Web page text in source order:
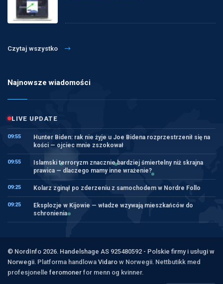
Czytaj wszystko
Najnowsze wiadomości
LIVE UPDATE
09:55
Hunter Biden: rak nie żyje u Joe Bidena rozprzestrzenił się na
kości — ojciec mnie zszokował
09:55
Islamski terroryzm znacznie bardziej śmiertelny niż skrajna
prawica — dlaczego mamy inne wrażenie?
09:25 Kolarz zginął po zderzeniu z samochodem w Nordre Follo
09:25
Eksplozje w Kijowie — władze wzywają mieszkańców do
schronienia
© NordInfo 2026. Handelshage AS 925480592 - Polskie firmy i usługi w
Norwegii. Platforma handlowa Vidaro w Norwegii. Nettbutikk med
profesjonelle feromoner for menn og kvinner.